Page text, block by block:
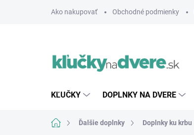
Ako nakupovať Obchodné podmienky
KĽUČKY DOPLNKY NA DVERE
DomovĎalšie doplnky Doplnky ku krbu